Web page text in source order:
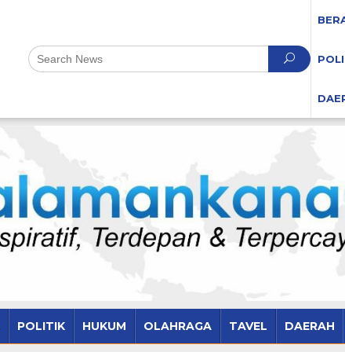
POLITIK HUKUM OLAHRAGA TAVEL DAERAH